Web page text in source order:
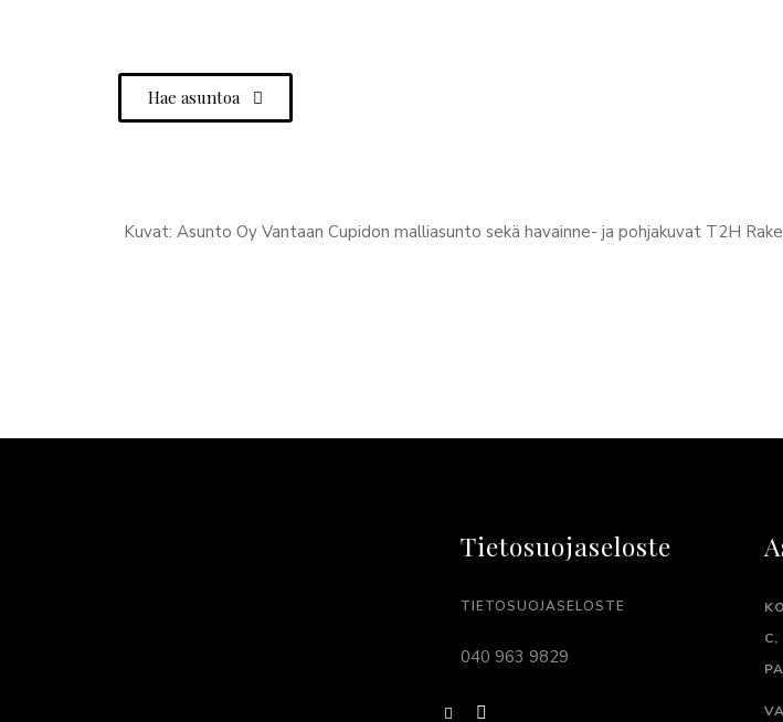
Hae asuntoa
Kuvat: Asunto Oy Vantaan Cupidon malliasunto sekä havainne- ja pohjakuvat T2H
Tietosuojaseloste
TIETOSUOJASELOSTE
040 963 9829